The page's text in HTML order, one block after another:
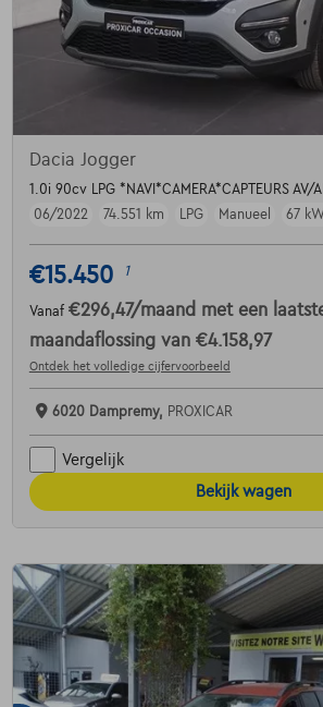
Dacia Jogger
1.0i 90cv LPG *NAVI*CAMERA*CAPTEURS AV/
06/2022
74.551 km LPG Manueel 67
€15.450 1
Vanaf €296,47/maand met een
maandaflossing van €4.158,97
Ontdek het volledige cijfervoorbeeld
6020 Dampremy, PROXICAR
Vergelijk
Bekijk wagen